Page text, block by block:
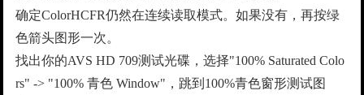
确定ColorHCFR仍然在连续读取模式。如果没有，再按绿
色箭头图形一次。
找出你的AVS HD 709测试光碟，选择"100% Saturated Colo
rs" -> "100% 青色 Window"，跳到100%青色窗形测试图